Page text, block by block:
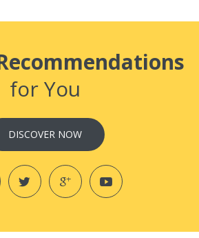
for You
DISCOVER NOW